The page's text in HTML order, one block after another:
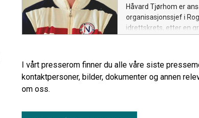
Håvard Tjørhom er
organisasjonssjef i
idrettskrets, etter en
stillingen 18. august
I vårt presserom finner du alle våre siste
kontaktpersoner, bilder, dokumenter og annen
om oss.